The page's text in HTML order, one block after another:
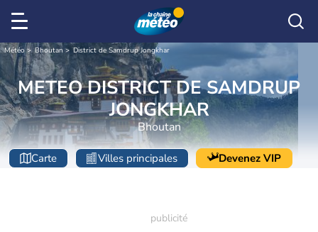
Météo Bhoutan District de Samdrup Jongkhar
METEO DISTRICT DE SAMDRUP
JONGKHAR
Bhoutan
Carte Villes principales Devenez VIP